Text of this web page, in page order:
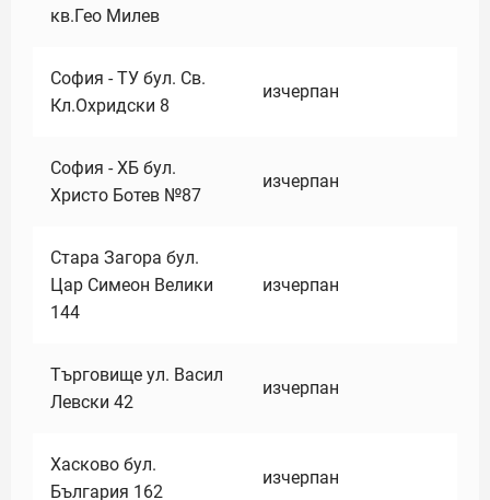
кв.Гео Милев
София - ТУ бул. Св.
Кл.Охридски 8
изчерпан
София - ХБ бул.
Христо Ботев №87
изчерпан
Стара Загора бул.
Цар Симеон Велики
144
изчерпан
Търговище ул. Васил
Левски 42
изчерпан
Хасково бул.
България 162
изчерпан